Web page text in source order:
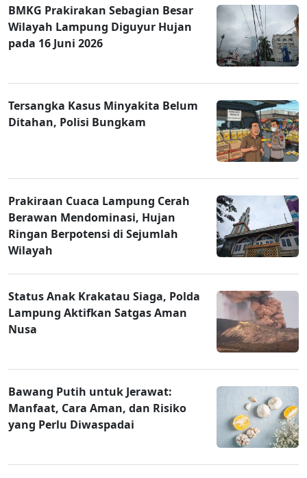
BMKG Prakirakan Sebagian Besar
Wilayah Lampung Diguyur Hujan
pada 16 Juni 2026
Tersangka Kasus Minyakita Belum
Ditahan, Polisi Bungkam
Prakiraan Cuaca Lampung Cerah
Berawan Mendominasi, Hujan
Ringan Berpotensi di Sejumlah
Wilayah
Status Anak Krakatau Siaga, Polda
Lampung Aktifkan Satgas Aman
Nusa
Bawang Putih untuk Jerawat:
Manfaat, Cara Aman, dan Risiko
yang Perlu Diwaspadai